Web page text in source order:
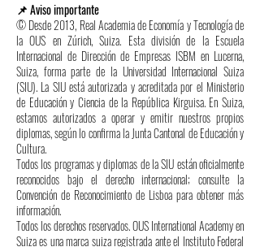
📌 Aviso importante
© Desde 2013, Real Academia de Economía y Tecnología de
la OUS en Zúrich, Suiza. Esta división de la Escuela
Internacional de Dirección de Empresas ISBM en Lucerna,
Suiza, forma parte de la Universidad Internacional Suiza
(SIU). La SIU está autorizada y acreditada por el Ministerio
de Educación y Ciencia de la República Kirguisa. En Suiza,
estamos autorizados a operar y emitir nuestros propios
diplomas, según lo confirma la Junta Cantonal de Educación y
Cultura.
Todos los programas y diplomas de la SIU están oficialmente
reconocidos bajo el derecho internacional; consulte la
Convención de Reconocimiento de Lisboa para obtener más
información.
Todos los derechos reservados. OUS International Academy en
Suiza es una marca suiza registrada ante el Instituto Federal